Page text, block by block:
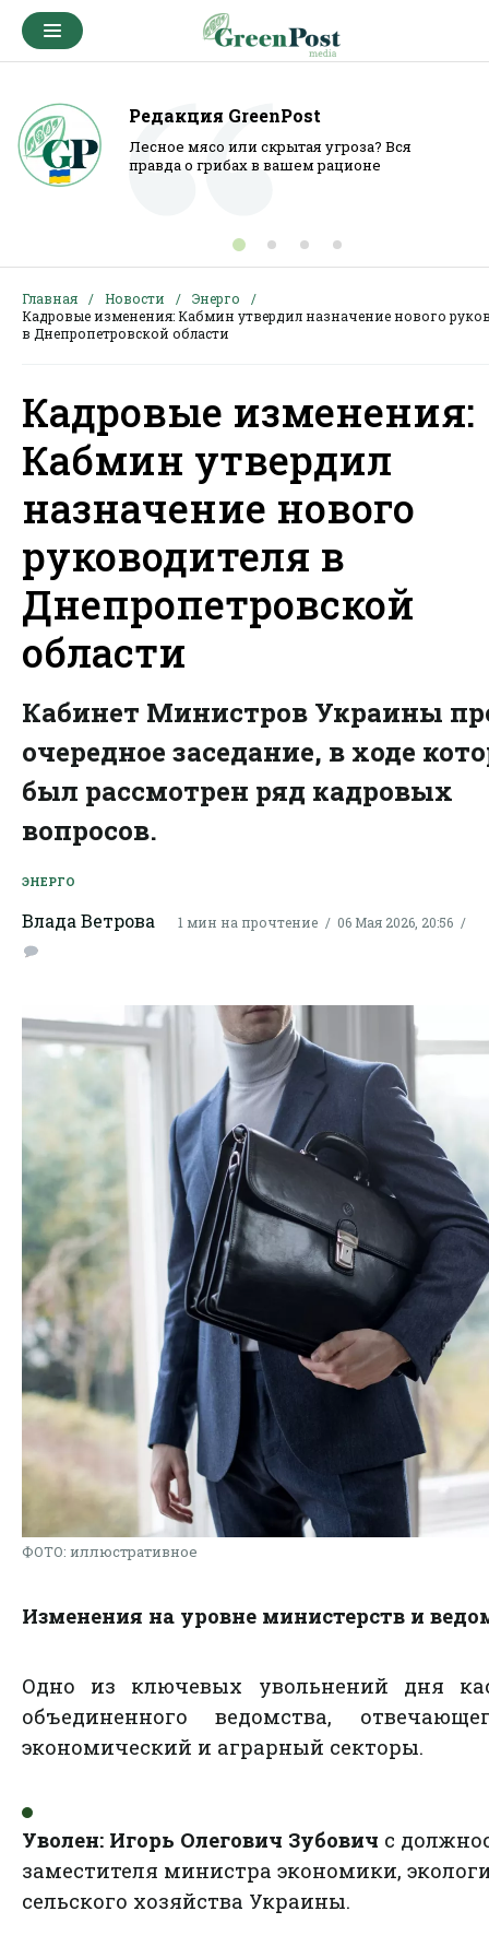
Редакция GreenPost
Лесное мясо или скрытая угроза? Вся
правда о грибах в вашем рационе
Главная Новости
Энерго
Кадровые изменения: Кабмин утвердил назначение нового
в Днепропетровской области
Кадровые изменения:
Кабмин утвердил
назначение нового
руководителя в
Днепропетровской
области
Кабинет Министров Украины
очередное заседание, в ходе
был рассмотрен ряд кадровых
вопросов.
ЭНЕРГО
Влада Ветрова 1 мин на прочтение 06 Мая 2026, 20:56
ФОТО: иллюстративное
Изменения на уровне министерств и
Одно из ключевых увольнений дня
объединенного ведомства,
экономический и аграрный секторы.
Уволен: Игорь Олегович Зубович с
заместителя министра экономики,
сельского хозяйства Украины.